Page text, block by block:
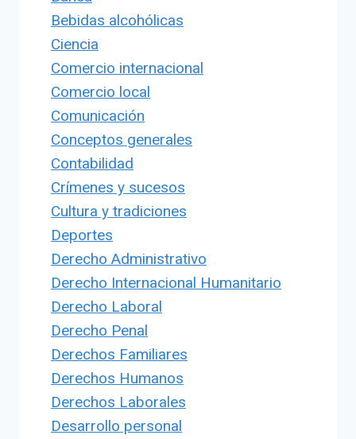
Bebidas alcohólicas
Ciencia
Comercio internacional
Comercio local
Comunicación
Conceptos generales
Contabilidad
Crímenes y sucesos
Cultura y tradiciones
Deportes
Derecho Administrativo
Derecho Internacional Humanitario
Derecho Laboral
Derecho Penal
Derechos Familiares
Derechos Humanos
Derechos Laborales
Desarrollo personal